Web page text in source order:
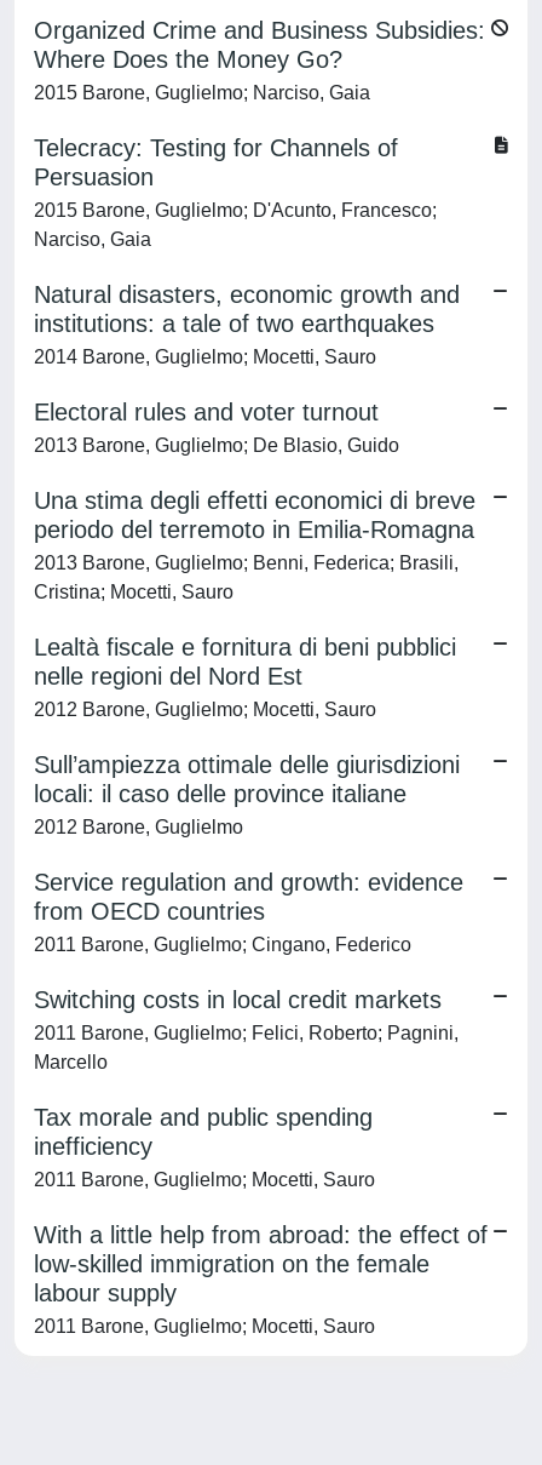
Organized Crime and Business Subsidies:
Where Does the Money Go?
2015 Barone, Guglielmo; Narciso, Gaia
Telecracy: Testing for Channels of
Persuasion
2015 Barone, Guglielmo; D'Acunto, Francesco;
Narciso, Gaia
Natural disasters, economic growth and
institutions: a tale of two earthquakes
2014 Barone, Guglielmo; Mocetti, Sauro
Electoral rules and voter turnout
2013 Barone, Guglielmo; De Blasio, Guido
Una stima degli effetti economici di breve
periodo del terremoto in Emilia-Romagna
2013 Barone, Guglielmo; Benni, Federica; Brasili,
Cristina; Mocetti, Sauro
Lealtà fiscale e fornitura di beni pubblici
nelle regioni del Nord Est
2012 Barone, Guglielmo; Mocetti, Sauro
Sull’ampiezza ottimale delle giurisdizioni
locali: il caso delle province italiane
2012 Barone, Guglielmo
Service regulation and growth: evidence
from OECD countries
2011 Barone, Guglielmo; Cingano, Federico
Switching costs in local credit markets
2011 Barone, Guglielmo; Felici, Roberto; Pagnini,
Marcello
Tax morale and public spending
inefficiency
2011 Barone, Guglielmo; Mocetti, Sauro
With a little help from abroad: the effect of
low-skilled immigration on the female
labour supply
2011 Barone, Guglielmo; Mocetti, Sauro